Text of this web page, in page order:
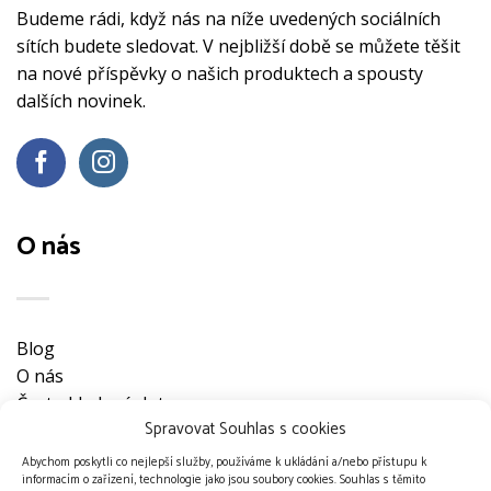
Spravovat Souhlas s cookies
Abychom poskytli co nejlepší služby, používáme k ukládání a/nebo přístupu k
informacím o zařízení, technologie jako jsou soubory cookies. Souhlas s těmito
Budeme rádi, když nás na níže uvedených sociálních
sítích budete sledovat. V nejbližší době se můžete těšit
na nové příspěvky o našich produktech a spousty
dalších novinek.
O nás
Blog
O nás
Často kladené dotazy
Obchodní podmínky
Nevyzvednuté objednávky